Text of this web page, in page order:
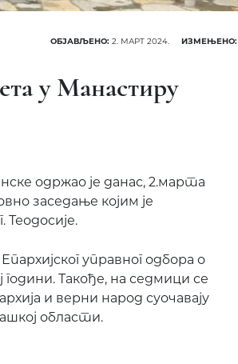
ОБЈАВЉЕНО: 2. МАРТ 2024. ИЗМЕЊЕНО:
у Манастиру
одржао је данас, 2.марта
заседање којим је
управног одбора о
Такође, на седмици се
и верни народ суочавају
области.